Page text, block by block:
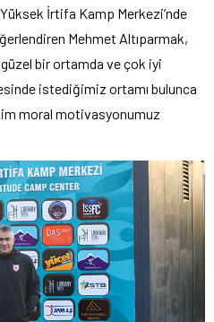
İrtifa Kamp Merkezi’nde
Mehmet Altıparmak,
güzel bir ortamda ve çok iyi
istediğimiz ortamı bulunca
moral motivasyonumuz